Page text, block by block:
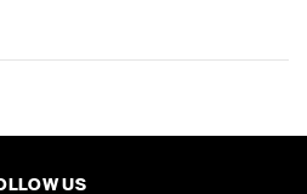
US